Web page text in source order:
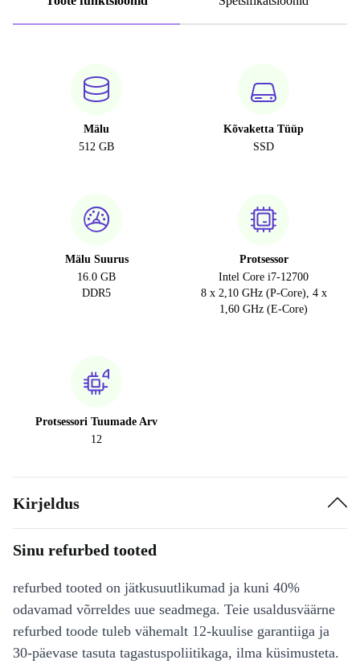
Mälu
512 GB
Kõvaketta Tüüp
SSD
Mälu Suurus
16.0 GB
DDR5
Protsessor
Intel Core i7-12700
8 x 2,10 GHz (P-Core), 4 x
1,60 GHz (E-Core)
Protsessori Tuumade Arv
12
Kirjeldus
Sinu refurbed tooted
refurbed tooted on jätkusuutlikumad ja kuni 40%
odavamad võrreldes uue seadmega. Teie usaldusväärne
refurbed toode tuleb vähemalt 12-kuulise garantiiga ja
30-päevase tasuta tagastuspoliitikaga, ilma küsimusteta.